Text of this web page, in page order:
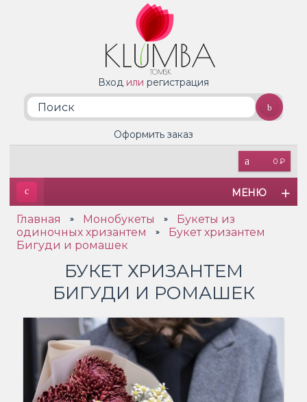
Вход или регистрация
0 ₽
Оформить заказ
МЕНЮ
Главная » Монобукеты »
Букеты из
одиночных хризантем
»
Букет хризантем
Бигуди и ромашек
БУКЕТ ХРИЗАНТЕМ
БИГУДИ И РОМАШЕК